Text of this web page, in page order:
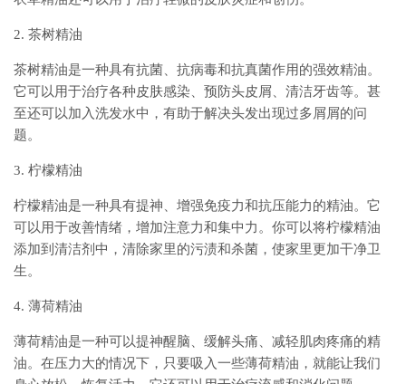
2. 茶树精油
茶树精油是一种具有抗菌、抗病毒和抗真菌作用的强效精油。
它可以用于治疗各种皮肤感染、预防头皮屑、清洁牙齿等。甚
至还可以加入洗发水中，有助于解决头发出现过多屑屑的问
题。
3. 柠檬精油
柠檬精油是一种具有提神、增强免疫力和抗压能力的精油。它
可以用于改善情绪，增加注意力和集中力。你可以将柠檬精油
添加到清洁剂中，清除家里的污渍和杀菌，使家里更加干净卫
生。
4. 薄荷精油
薄荷精油是一种可以提神醒脑、缓解头痛、减轻肌肉疼痛的精
油。在压力大的情况下，只要吸入一些薄荷精油，就能让我们